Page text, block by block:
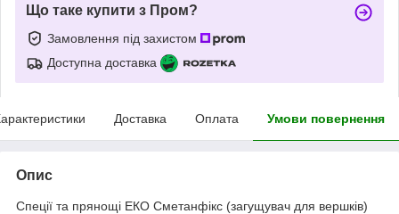
Що таке купити з Пром?
Замовлення під захистом
Доступна доставка
Доставка Оплата Умови повернення
Опис
Спеції та прянощі ЕКО Сметанфікс (загущувач для вершків)